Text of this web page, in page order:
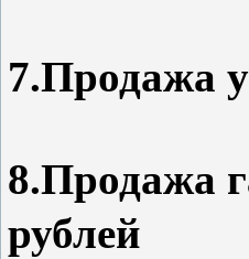
7.Продажа
8.Продажа
рублей